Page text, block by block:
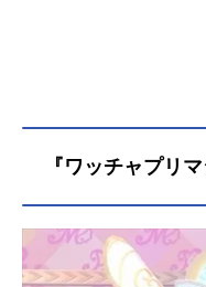
『ワッチャプリ